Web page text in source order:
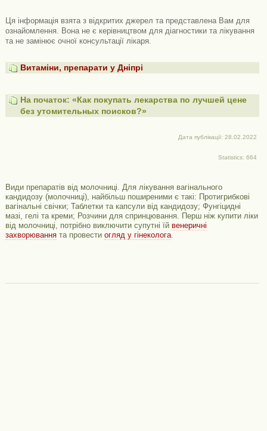
Ця інформація взята з відкритих джерел та представлена ​​Вам для
ознайомлення. Вона не є керівництвом для діагностики та лікування
та не замінює очної консультації лікаря.
Витаміни, препарати у Дніпрі
На початок: «Как покупать лекарства по лучшей цене
без утомительных поисков?»
Дата публікації: 28.02.2022
Statistics: 664
Види препаратів від молочниці. Для лікування вагінального
кандидозу (молочниці), найбільш поширеними є такі: Протигрибкові
вагінальні свічки; Таблетки та капсули від кандидозу; Фунгіцидні
мазі, гелі та креми; Розчини для спринцювання. Перш ніж купити ліки
від молочниці, потрібно виключити супутні їй венеричні
захворюваннята провести огляд у гінеколога.